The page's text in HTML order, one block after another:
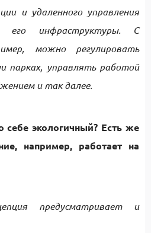
и удаленного управления
его инфраструктуры. С
можно регулировать
парках, управлять работой
и так далее.
экологичный? Есть же
например, работает на
предусматривает и